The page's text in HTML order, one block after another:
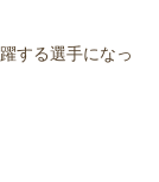
する選手になっ